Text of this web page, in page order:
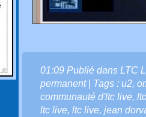
01:09 Publié dans LTC
permanent| Tags : u2,
communauté d'ltc live,
ltc live, ltc live, jean